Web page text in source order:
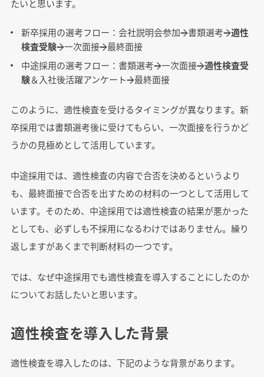
たいと思います。
新卒採用の選考フロー：会社説明会参加→書類選考→適性
検査受験→一次面接→最終面接
中途採用の選考フロー：書類選考→一次面接→適性検査受
験＆入社後活躍アンケート→最終面接
このように、適性検査を受けるタイミングが異なります。新
卒採用では書類選考後に受けてもらい、一次面接を行うかど
うかの見極めとして活用しています。
中途採用では、適性検査の内容で合否を決めるというより
も、最終面接で合否を出すための材料の一つとして活用して
います。そのため、中途採用では適性検査の結果が悪かった
としても、必ずしも不採用になるわけではありません。繰り
返しますがあくまで判断材料の一つです。
では、なぜ中途採用でも適性検査を導入することにしたのか
についてお話したいと思います。
適性検査を導入した背景
適性検査を導入したのは、下記のような背景があります。